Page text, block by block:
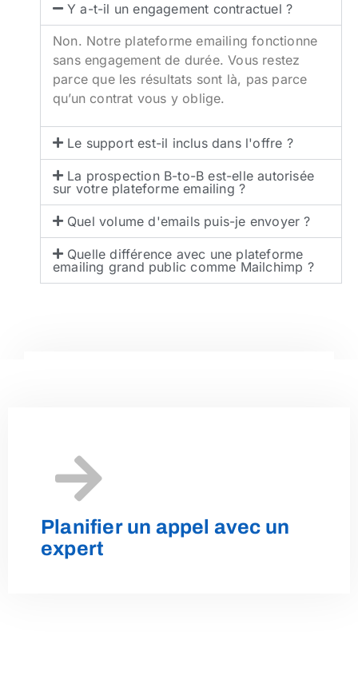
Y a-t-il un engagement contractuel ?
Non. Notre plateforme emailing fonctionne
sans engagement de durée. Vous restez
parce que les résultats sont là, pas parce
qu’un contrat vous y oblige.
Le support est-il inclus dans l'offre ?
La prospection B-to-B est-elle autorisée
sur votre plateforme emailing ?
Quel volume d'emails puis-je envoyer ?
Quelle différence avec une plateforme
emailing grand public comme Mailchimp ?
Parlons de votre projet
Planifier un appel avec un
expert